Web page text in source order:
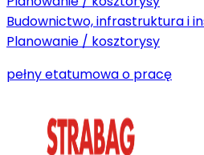
Budownictwo, infrastruktura i
Planowanie / kosztorysy
pełny etatumowa o pracę